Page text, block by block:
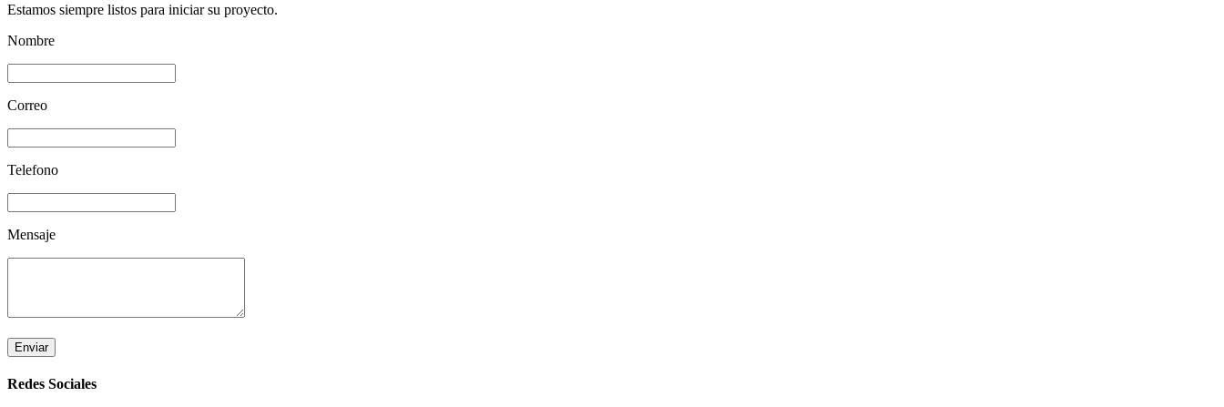
Estamos siempre listos para iniciar su proyecto.
Nombre
Correo
Telefono
Mensaje
Enviar
Redes Sociales